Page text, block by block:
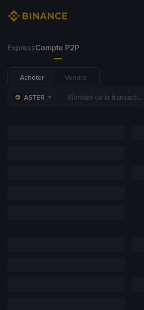
ExpressCompte P2P
Acheter Vendre
ASTER